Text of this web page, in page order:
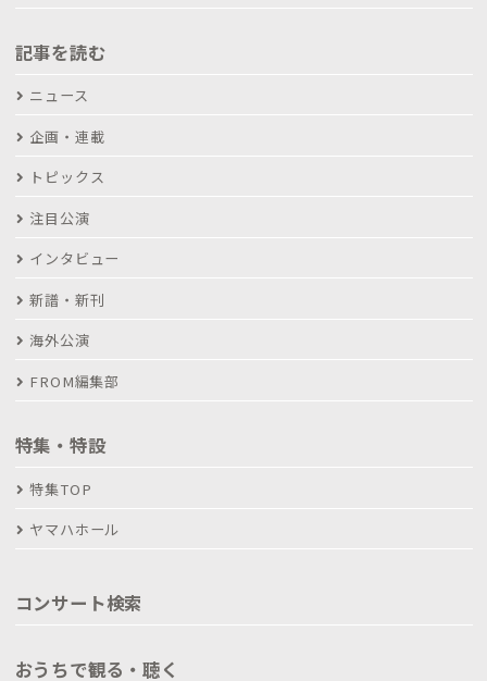
記事を読む
ニュース
企画・連載
トピックス
注目公演
インタビュー
新譜・新刊
海外公演
FROM編集部
特集・特設
特集TOP
ヤマハホール
コンサート検索
おうちで観る・聴く